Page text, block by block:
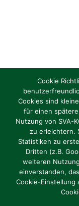
Torhüter/in gesucht
Oktober 1, 2024
Cookie
Cookies sind
für einen
Nutzung von SVA-
zu erleichtern.
Statistiken zu
Dritten (z.B.
weiteren
einverstanden,
Cookie-Einstellung